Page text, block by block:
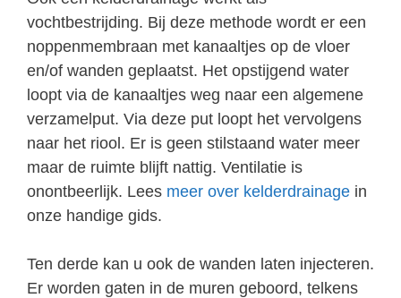
vochtbestrijding. Bij deze methode wordt er een
noppenmembraan met kanaaltjes op de vloer
en/of wanden geplaatst. Het opstijgend water
loopt via de kanaaltjes weg naar een algemene
verzamelput. Via deze put loopt het vervolgens
naar het riool. Er is geen stilstaand water meer
maar de ruimte blijft nattig. Ventilatie is
onontbeerlijk. Lees meer over kelderdrainage in
onze handige gids.
Ten derde kan u ook de wanden laten injecteren.
Er worden gaten in de muren geboord, telkens